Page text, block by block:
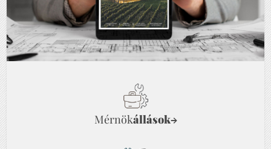
Mérnökállások→